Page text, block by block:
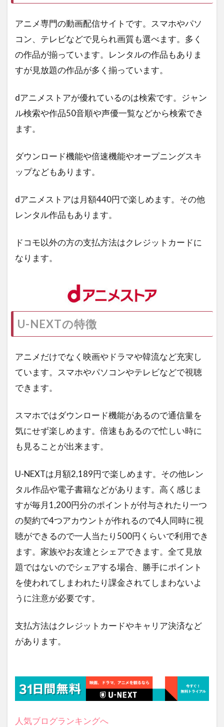
アニメ専門の動画配信サイトです。スマホやパソ
コン、テレビなどで見られ画質も選べます。多く
の作品が揃っています。レンタルの作品もありま
すが見放題の作品が多く揃っています。
dアニメストアが優れているのは検索です。ジャン
ル検索や作品50音順や声優一覧などから検索でき
ます。
ダウンロード機能や倍速機能やオープニングスキ
ップなどもあります。
dアニメストアは月額440円で楽しめます。その他
レンタル作品もあります。
ドコモ以外の方の支払方法はクレジットカードに
なります。
U-NEXTの特徴
アニメだけでなく映画やドラマや韓流など充実し
ています。スマホやパソコンやテレビなどで視聴
できます。
スマホではダウンロード機能があるので通信量を
気にせず楽しめます。倍速もあるので忙しい時に
も見ることが出来ます。
U-NEXTは月額2,189円で楽しめます。その他レン
タル作品や電子書籍などがあります。高く感じま
すが毎月1,200円分のポイントが付与されたり一つ
の契約で4つアカウントが作れるので4人同時に視
聴ができるので一人当たり500円くらいで利用でき
ます。家族やお友達とシェアできます。全て見放
題ではないのでシェアする場合、勝手にポイント
を使われてしまわれたり課金されてしまわないよ
うに注意が必要です。
支払方法はクレジットカードやキャリア決済など
があります。
人気ブログランキングへ